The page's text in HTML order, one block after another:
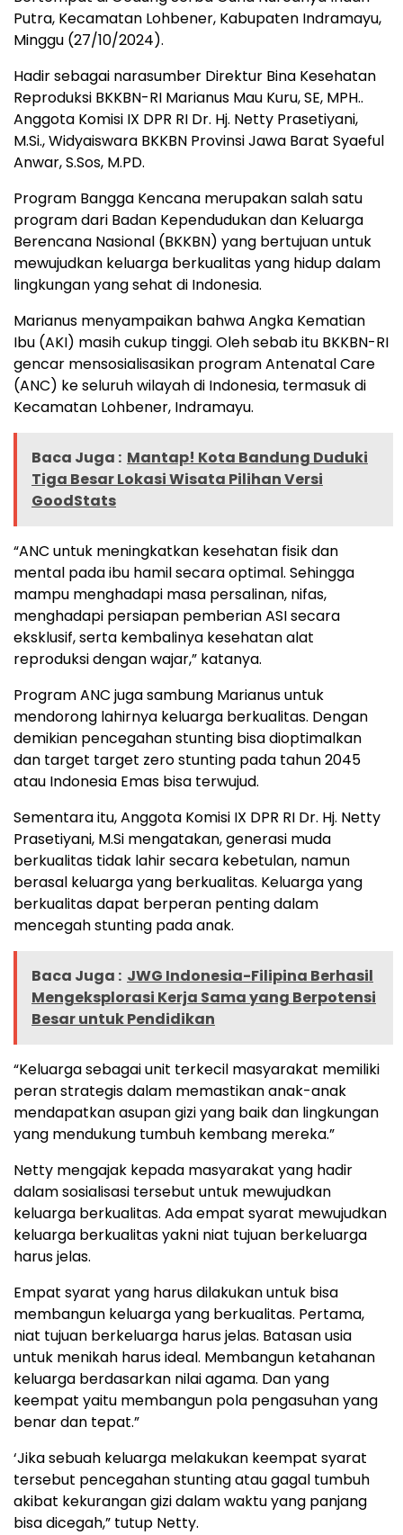
Putra, Kecamatan Lohbener, Kabupaten Indramayu,
Minggu (27/10/2024).
Hadir sebagai narasumber Direktur Bina Kesehatan
Reproduksi BKKBN-RI Marianus Mau Kuru, SE, MPH..
Anggota Komisi IX DPR RI Dr. Hj. Netty Prasetiyani,
M.Si., Widyaiswara BKKBN Provinsi Jawa Barat Syaeful
Anwar, S.Sos, M.PD.
Program Bangga Kencana merupakan salah satu
program dari Badan Kependudukan dan Keluarga
Berencana Nasional (BKKBN) yang bertujuan untuk
mewujudkan keluarga berkualitas yang hidup dalam
lingkungan yang sehat di Indonesia.
Marianus menyampaikan bahwa Angka Kematian
Ibu (AKI) masih cukup tinggi. Oleh sebab itu BKKBN-RI
gencar mensosialisasikan program Antenatal Care
(ANC) ke seluruh wilayah di Indonesia, termasuk di
Kecamatan Lohbener, Indramayu.
Baca Juga : Mantap! Kota Bandung Duduki
Tiga Besar Lokasi Wisata Pilihan Versi
GoodStats
“ANC untuk meningkatkan kesehatan fisik dan
mental pada ibu hamil secara optimal. Sehingga
mampu menghadapi masa persalinan, nifas,
menghadapi persiapan pemberian ASI secara
eksklusif, serta kembalinya kesehatan alat
reproduksi dengan wajar,” katanya.
Program ANC juga sambung Marianus untuk
mendorong lahirnya keluarga berkualitas. Dengan
demikian pencegahan stunting bisa dioptimalkan
dan target target zero stunting pada tahun 2045
atau Indonesia Emas bisa terwujud.
Sementara itu, Anggota Komisi IX DPR RI Dr. Hj. Netty
Prasetiyani, M.Si mengatakan, generasi muda
berkualitas tidak lahir secara kebetulan, namun
berasal keluarga yang berkualitas. Keluarga yang
berkualitas dapat berperan penting dalam
mencegah stunting pada anak.
Baca Juga : JWG Indonesia-Filipina Berhasil
Mengeksplorasi Kerja Sama yang Berpotensi
Besar untuk Pendidikan
“Keluarga sebagai unit terkecil masyarakat memiliki
peran strategis dalam memastikan anak-anak
mendapatkan asupan gizi yang baik dan lingkungan
yang mendukung tumbuh kembang mereka.”
Netty mengajak kepada masyarakat yang hadir
dalam sosialisasi tersebut untuk mewujudkan
keluarga berkualitas. Ada empat syarat mewujudkan
keluarga berkualitas yakni niat tujuan berkeluarga
harus jelas.
Empat syarat yang harus dilakukan untuk bisa
membangun keluarga yang berkualitas. Pertama,
niat tujuan berkeluarga harus jelas. Batasan usia
untuk menikah harus ideal. Membangun ketahanan
keluarga berdasarkan nilai agama. Dan yang
keempat yaitu membangun pola pengasuhan yang
benar dan tepat.”
‘Jika sebuah keluarga melakukan keempat syarat
tersebut pencegahan stunting atau gagal tumbuh
akibat kekurangan gizi dalam waktu yang panjang
bisa dicegah,” tutup Netty.